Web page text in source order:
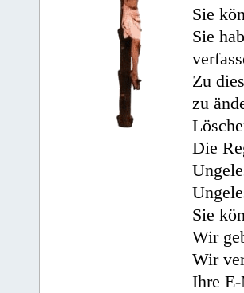
Sie
Sie
Zu
zu
Die
Sie
Wir
Wir
Ihre